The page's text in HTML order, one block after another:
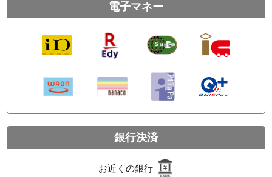
電子マネー
銀行決済
お近くの銀行